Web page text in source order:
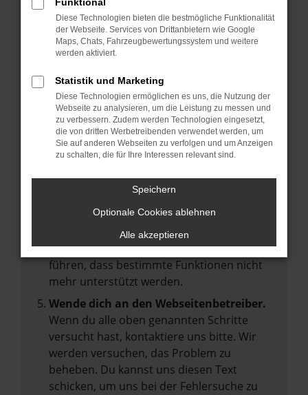
Prüfe deine Browsererweiterungen.
Manche Erweiterungen, wie Werbeblocker,
können das Laden bestimmter Seiten
anderen Browser oder in einem privaten
Fenster?
Starte dein Gerät neu.
Das kann manchmal helfen,
vorübergehende Probleme zu beheben.
Stelle sicher, dass dein Browser und dein
Betriebssystem auf dem neuesten Stand
Veraltete Software birgt nicht nur ein
Sicherheitsrisiko, sondern kann auch dazu
führen, dass bestimmte Funktionen nicht
mehr unterstützt werden.
Wende dich an den Webseitenbetreiber.
Wenn du alle oben genannten Schritte
versucht hast, kontaktiere uns bitte. Wir
werden versuchen, das Problem zu
beheben. Du kannst uns diesen Text
schicken, um uns bei der Fehlersuche zu
Diese Technologien bieten die bestmögliche Funktionalität
der Webseite. Services von Drittanbietern wie Google
Maps, Chats, Fahrzeugbewertungssystem und weitere
werden aktiviert.
Statistik und Marketing
Diese Technologien ermöglichen es uns, die Nutzung der
Webseite zu analysieren, um die Leistung zu messen und
zu verbessern. Zudem werden Technologien eingesetzt,
die von dritten Werbetreibenden verwendet werden, um
Sie auf anderen Webseiten zu verfolgen und um Anzeigen
zu schalten, die für Ihre Interessen relevant sind.
Speichern
Optionale Cookies ablehnen
Alle akzeptieren